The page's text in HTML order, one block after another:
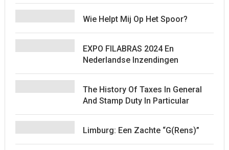
Wie Helpt Mij Op Het Spoor?
EXPO FILABRAS 2024 En
Nederlandse Inzendingen
The History Of Taxes In General
And Stamp Duty In Particular
Limburg: Een Zachte “G(rens)”